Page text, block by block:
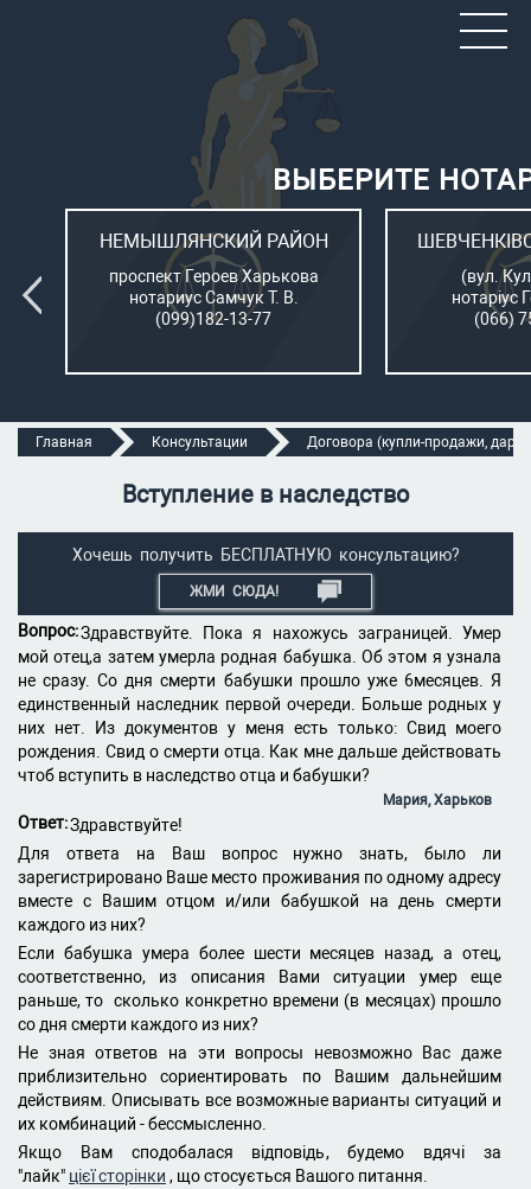
ВЫБЕРИТЕ
НЕМЫШЛЯНСКИЙ РАЙОН
проспект Героев Харькова
нотариус Самчук Т. В.
(099)182-13-77
(вул.
нотаріус
(066)
Главная Консультации Договора (купли-продажи,
Вступление в наследство
Хочешь получить БЕСПЛАТНУЮ консультацию?
ЖМИ СЮДА!
Вопрос:Здравствуйте. Пока я нахожусь заграницей. Умер
мой отец,а затем умерла родная бабушка. Об этом я узнала
не сразу. Со дня смерти бабушки прошло уже 6месяцев. Я
единственный наследник первой очереди. Больше родных у
них нет. Из документов у меня есть только: Свид моего
рождения. Свид о смерти отца. Как мне дальше действовать
чтоб вступить в наследство отца и бабушки?
Мария, Харьков
Ответ:Здравствуйте!
Для ответа на Ваш вопрос нужно знать, было ли
зарегистрировано Ваше место проживания по одному адресу
вместе с Вашим отцом и/или бабушкой на день смерти
каждого из них?
Если бабушка умера более шести месяцев назад, а отец,
соответственно, из описания Вами ситуации умер еще
раньше, то сколько конкретно времени (в месяцах) прошло
со дня смерти каждого из них?
Не зная ответов на эти вопросы невозможно Вас даже
приблизительно сориентировать по Вашим дальнейшим
действиям. Описывать все возможные варианты ситуаций и
их комбинаций - бессмысленно.
Якщо Вам сподобалася відповідь, будемо вдячі за
"лайк" цієї сторінки , що стосується Вашого питання.